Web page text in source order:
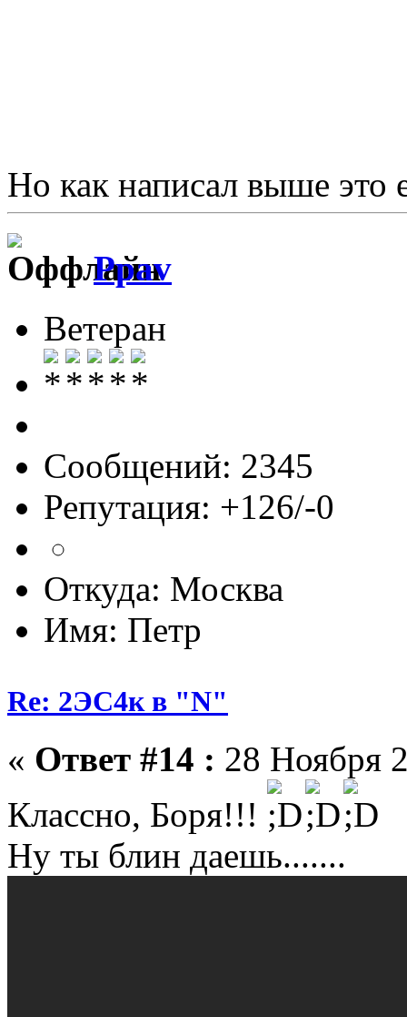
Но как написал выше это
Ppav
Ветеран
Сообщений: 2345
Репутация: +126/-0
Откуда: Москва
Имя: Петр
Re: 2ЭС4к в "N"
« Ответ #14 : 28 Ноября
Классно, Боря!!!
Ну ты блин даешь.......